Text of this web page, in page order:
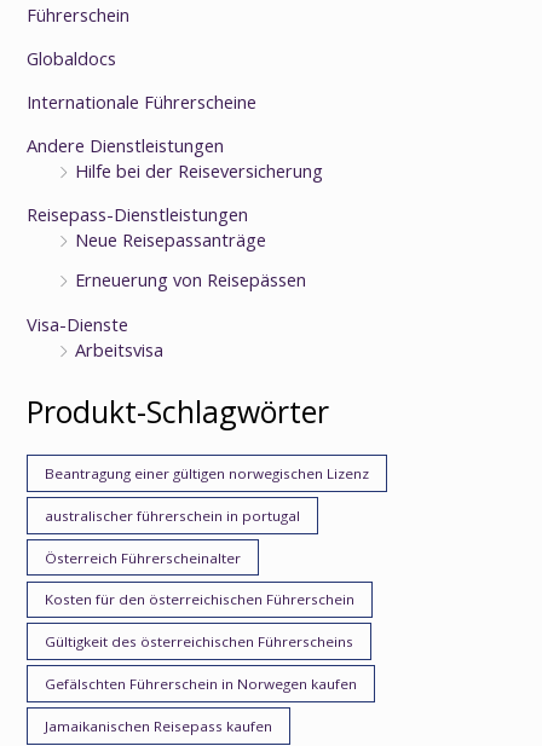
Führerschein
Globaldocs
Internationale Führerscheine
Andere Dienstleistungen
Hilfe bei der Reiseversicherung
Reisepass-Dienstleistungen
Neue Reisepassanträge
Erneuerung von Reisepässen
Visa-Dienste
Arbeitsvisa
Produkt-Schlagwörter
Beantragung einer gültigen norwegischen Lizenz
australischer führerschein in portugal
Österreich Führerscheinalter
Kosten für den österreichischen Führerschein
Gültigkeit des österreichischen Führerscheins
Gefälschten Führerschein in Norwegen kaufen
Jamaikanischen Reisepass kaufen